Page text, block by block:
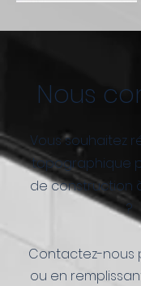
Nous
Vous souhaitez
topographique
de construction
?
Contactez-nous
ou en